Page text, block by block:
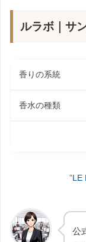
ルラボ｜サ
香りの系統
香水の種類
”LE
公